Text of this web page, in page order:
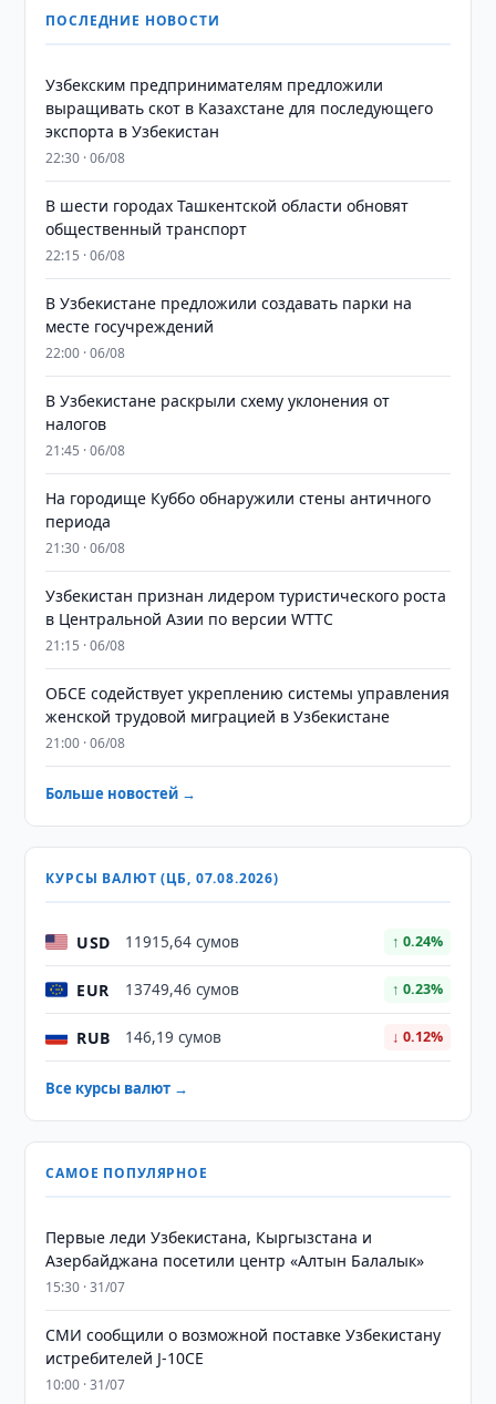
ПОСЛЕДНИЕ НОВОСТИ
Узбекским предпринимателям предложили
выращивать скот в Казахстане для последующего
экспорта в Узбекистан
22:30 · 06/08
В шести городах Ташкентской области обновят
общественный транспорт
22:15 · 06/08
В Узбекистане предложили создавать парки на
месте госучреждений
22:00 · 06/08
В Узбекистане раскрыли схему уклонения от
налогов
21:45 · 06/08
На городище Куббо обнаружили стены античного
периода
21:30 · 06/08
Узбекистан признан лидером туристического роста
в Центральной Азии по версии WTTC
21:15 · 06/08
ОБСЕ содействует укреплению системы управления
женской трудовой миграцией в Узбекистане
21:00 · 06/08
Больше новостей →
КУРСЫ ВАЛЮТ (ЦБ, 07.08.2026)
USD 11915,64 сумов ↑ 0.24%
EUR 13749,46 сумов ↑ 0.23%
RUB 146,19 сумов ↓ 0.12%
Все курсы валют →
САМОЕ ПОПУЛЯРНОЕ
Первые леди Узбекистана, Кыргызстана и
Азербайджана посетили центр «Алтын Балалык»
15:30 · 31/07
СМИ сообщили о возможной поставке Узбекистану
истребителей J-10CE
10:00 · 31/07